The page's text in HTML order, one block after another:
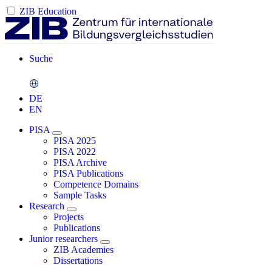
ZIB Education
Suche
DE
EN
PISA
PISA 2025
PISA 2022
PISA Archive
PISA Publications
Competence Domains
Sample Tasks
Research
Projects
Publications
Junior researchers
ZIB Academies
Dissertations